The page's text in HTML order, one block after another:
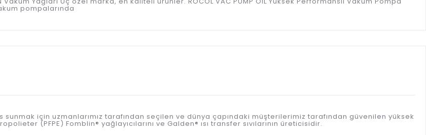
pompalarında
için uzmanlarımız tarafından seçilen ve dünya çapındaki müşterilerimiz tarafından güvenilen yüksek
(PFPE) Fomblin® yağlayıcılarını ve Galden® ısı transfer sıvılarının üreticisidir.